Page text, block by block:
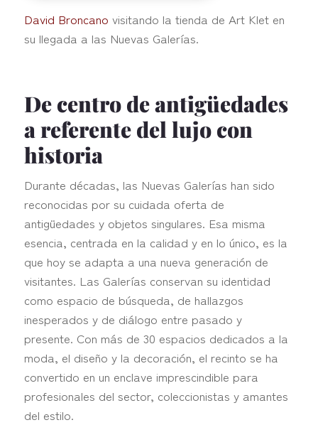
David Broncano visitando la tienda de Art Klet en
su llegada a las Nuevas Galerías.
De centro de antigüedades
a referente del lujo con
historia
Durante décadas, las Nuevas Galerías han sido
reconocidas por su cuidada oferta de
antigüedades y objetos singulares. Esa misma
esencia, centrada en la calidad y en lo único, es la
que hoy se adapta a una nueva generación de
visitantes. Las Galerías conservan su identidad
como espacio de búsqueda, de hallazgos
inesperados y de diálogo entre pasado y
presente. Con más de 30 espacios dedicados a la
moda, el diseño y la decoración, el recinto se ha
convertido en un enclave imprescindible para
profesionales del sector, coleccionistas y amantes
del estilo.